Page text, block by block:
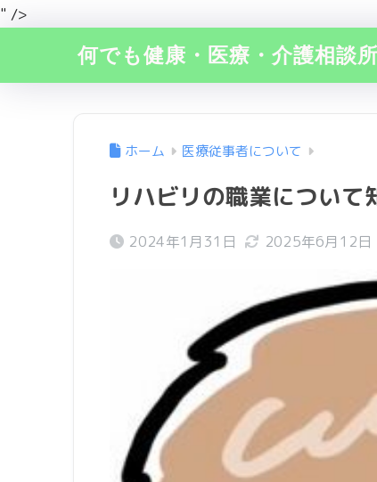
" />
何でも健康・医療・介護相談
ホーム 医療従事者について
リハビリの職業について
2024年1月31日 2025年6月12日